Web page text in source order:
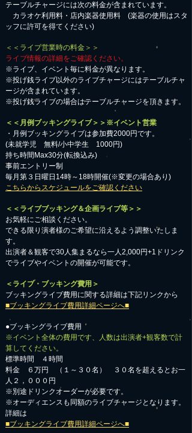
テーブルチャージには次の料金が含まれています。
カラオケ利用料・店内楽器使用料 (楽器の使用はスタ
ッフに許可を得てください)
＜＜ライブ営業時の料金＞＞
ライブ情報の詳細をご確認ください。
※ライブ、イベント毎に料金が異なります。
※投げ銭ライブ以外のライブチャージにはテーブルチャ
ージが含まれています。
※投げ銭ライブの場合はテーブルチャージを頂きます。
＜＜月例ブッキングライブ＞＞※イベント営業
・月例ブッキングライブは参加費2000円です。
​(未就学児 無料/小中学生 1000円)
持ち時間Max30分(転換込み)
事前エントリー制
毎月第３日曜日14時～18時開催(※変更の場合あり)
こちらからスケジュールをご確認ください
＜＜ライブブッキング＆企画ライブ等＞＞
お気軽にご相談ください。​
​できる限り演者様のご希望に沿えるよう調整いたしま
す。
出演者＆観客で30人集まるなら一人2,000円+1ドリンク
でライブやイベントの開催が可能です。
＜ライブ・ブッキング費用＞
ブッキングライブ費用に関する詳細は下記リンクから
■ブッキングライブ費用詳細ページへ■
●ブッキングライブ費用
※イベント全体の費用です、人数は出演者+観客数で計
算してください。
標準時間 ４時間
料金 ６万円 （１～３０名） ３０名を超えるとお一
人２，０００円
※別途ドリンクオーダーが必要です。
※オーディエンスも同額のライブチャージとなります。
詳細は
■ブッキングライブ費用詳細ページへ■